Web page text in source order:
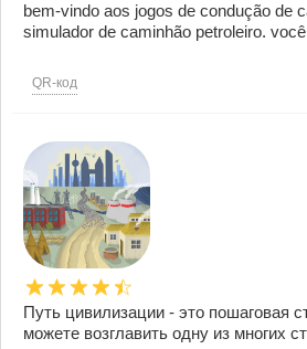
bem-vindo aos jogos de condução de
simulador de caminhão petroleiro.
QR-код
Путь цивилизации - это пошаговая
можете возглавить одну из многих